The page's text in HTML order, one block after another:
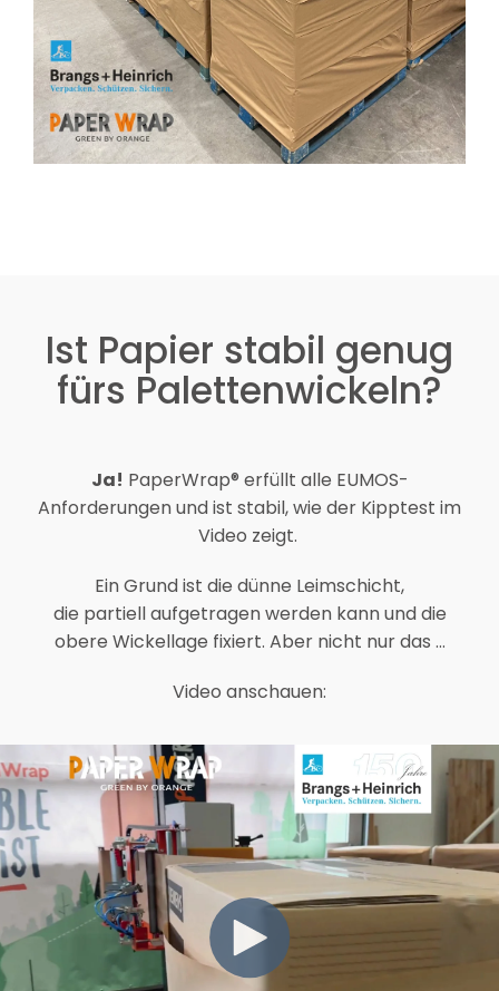
Ist Papier stabil genug
fürs Palettenwickeln?
Ja! PaperWrap® erfüllt alle EUMOS-
Anforderungen und ist stabil, wie der Kipptest im
Video zeigt.
Ein Grund ist die dünne Leimschicht,
die partiell aufgetragen werden kann und die
obere Wickellage fixiert. Aber nicht nur das ...
Video anschauen: